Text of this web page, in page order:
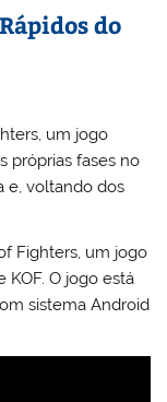
do
um jogo
próprias fases no
e, voltando dos
Fighters, um jogo
O jogo está
sistema Android